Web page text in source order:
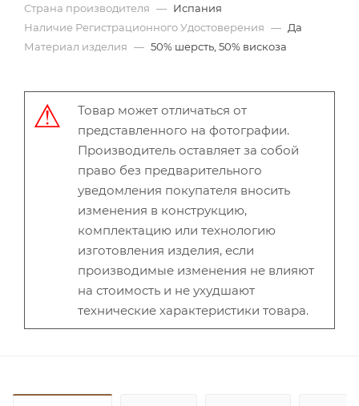
Страна производителя — Испания
Наличие Регистрационного Удостоверения — Да
Материал изделия — 50% шерсть, 50% вискоза
Товар может отличаться от
представленного на фотографии.
Производитель оставляет за собой
право без предварительного
уведомления покупателя вносить
изменения в конструкцию,
комплектацию или технологию
изготовления изделия, если
производимые изменения не влияют
на стоимость и не ухудшают
технические характеристики товара.